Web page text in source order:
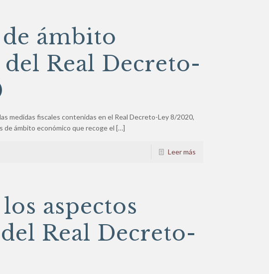
ámbito
Real Decreto-
medidas fiscales contenidas en el Real Decreto-Ley 8/2020,
de ámbito económico que recoge el […]
Leer más
aspectos
Real Decreto-